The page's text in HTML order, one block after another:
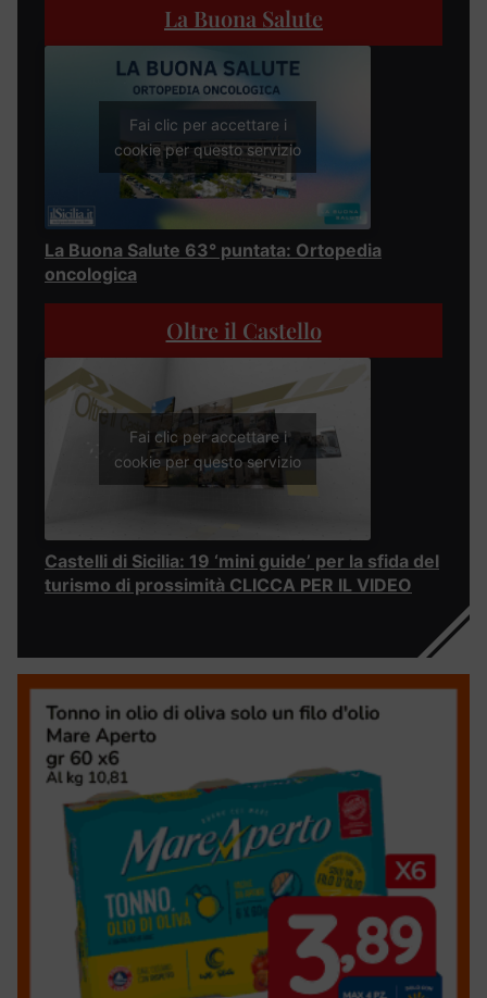
La Buona Salute
Fai clic per accettare i
cookie per questo servizio
La Buona Salute 63° puntata: Ortopedia
oncologica
Oltre il Castello
Fai clic per accettare i
cookie per questo servizio
Castelli di Sicilia: 19 ‘mini guide’ per la sfida del
turismo di prossimità CLICCA PER IL VIDEO